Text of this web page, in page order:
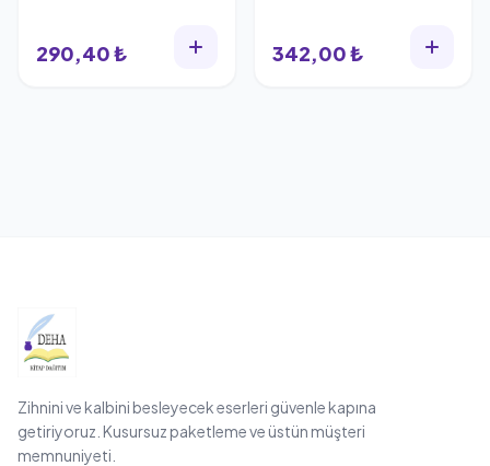
290,40 ₺ 342,00 ₺
Zihnini ve kalbini besleyecek eserleri güvenle kapına
getiriyoruz. Kusursuz paketleme ve üstün müşteri
memnuniyeti.